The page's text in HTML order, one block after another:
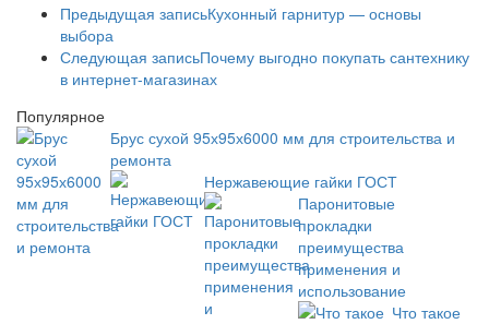
Предыдущая записьКухонный гарнитур — основы
выбора
Следующая записьПочему выгодно покупать сантехнику
в интернет-магазинах
Популярное
Брус сухой 95х95х6000 мм для строительства и
ремонта
Нержавеющие гайки ГОСТ
Паронитовые
прокладки
преимущества
применения и
использование
Что такое